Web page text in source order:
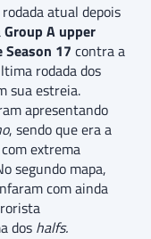
atual depois
Group A upper
Season 17 contra a
rodada dos
sua estreia.
apresentando
, sendo que era a
extrema
segundo mapa,
com ainda
dos halfs.